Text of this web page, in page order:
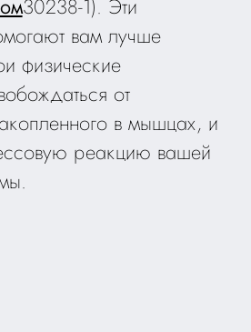
30238-1). Эти
вам лучше
физические
от
в мышцах, и
реакцию вашей